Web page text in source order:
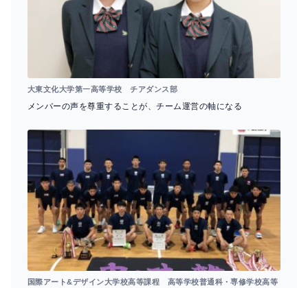
大東文化大学第一高等学校 チアダンス部
メンバーの声を尊重することが、チーム運営の軸になる
国際アート&デザイン大学校高等課程 高等学校普通科・専修学校高等